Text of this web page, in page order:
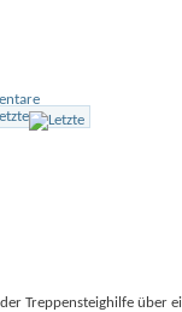
Treppensteighilfe über